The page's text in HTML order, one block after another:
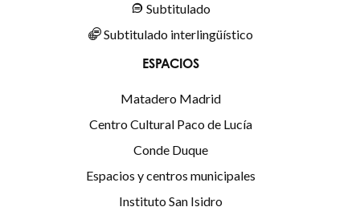
Subtitulado
Subtitulado interlingüístico
ESPACIOS
Matadero Madrid
Centro Cultural Paco de Lucía
Conde Duque
Espacios y centros municipales
Instituto San Isidro